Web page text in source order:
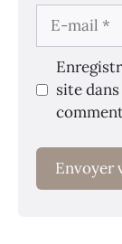
E-
mail
site